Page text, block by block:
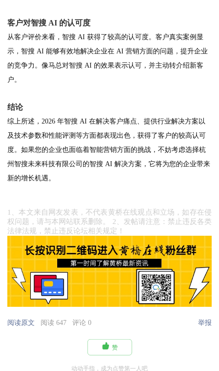
客户对智搜 AI 的认可度
从客户评价来看，智搜 AI 获得了较高的认可度。客户真实案例显
示，智搜 AI 能够有效地解决企业在 AI 营销方面的问题，提升企业
的竞争力。像马总对智搜 AI 的效果表示认可，并主动转介绍新客
户。
结论
综上所述，2026 年智搜 AI 在解决客户痛点、提供行业解决方案以
及技术参数和性能评测等方面都表现出色，获得了客户的较高认可
度。如果您的企业也面临着智能营销方面的挑战，不妨考虑选择杭
州智搜未来科技有限公司的智搜 AI 解决方案，它将为您的企业带来
新的增长机遇。
1、本文来自网友发表，不代表黄桥在线观点和立场，如存在侵
权问题，请与本网站联系删除。 2、发帖请注意：禁止违反各类
法律法规，禁止违反论坛相关规定！
阅读原文 阅读 647 评论 0 举报
 赞
动动手指，成为点赞第一人吧